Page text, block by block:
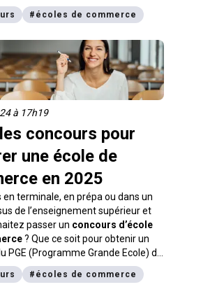
proposées par école, digiSchool
tout dans cet article.
# écoles de commerce
à 17h19
concours pour
une école de
en 2025
en terminale, en prépa ou dans un
de l’enseignement supérieur et
passer un concours d’école
? Que ce soit pour obtenir un
PGE (Programme Grande Ecole) de
un BBA (Bachelor of Business
de niveau Bac+4 ou un
# écoles de commerce